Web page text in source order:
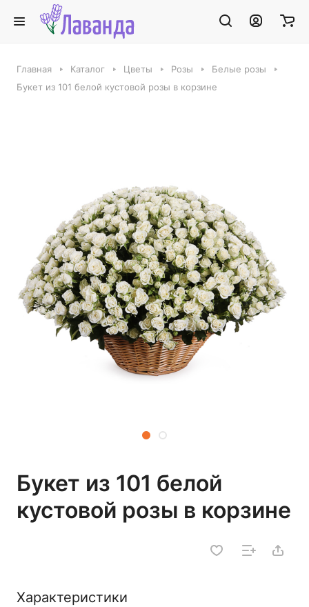
Главная Каталог Цветы Розы
Белые розы
Букет из 101 белой кустовой розы в корзине
Букет из 101 белой
кустовой розы в корзине
Характеристики